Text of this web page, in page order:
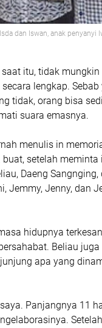
dan Iswan, anak penyanyi
itu, tidak mungkin
lengkap. Sebab
tidak, orang bisa
suara emasnya.
menulis in
setelah meminta
Daeng
Jemmy, Jenny, dan
hidupnya
Beliau
apa yang
Panjangnya 11